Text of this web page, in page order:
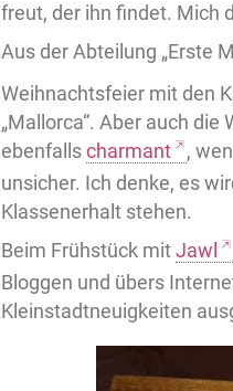
freut, der ihn findet. Mich
Aus der Abteilung „Erste
Weihnachtsfeier mit den
„Mallorca“. Aber auch die
ebenfallscharmant
,
unsicher. Ich denke, es
Klassenerhalt stehen.
Beim Frühstück mitJawl
Bloggen und übers
Kleinstadtneuigkeiten